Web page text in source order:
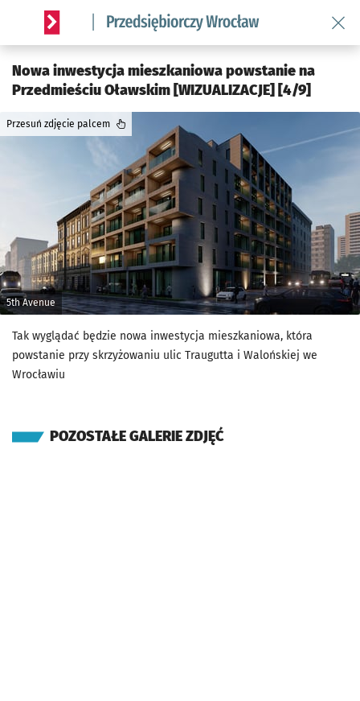
Serwis informacyjny wroclaw.pl podserwis: Strategia
Nowa inwestycja mieszkaniowa powstanie na
Przedmieściu Oławskim [WIZUALIZACJE] [4/9]
5th Avenue
Przesuń zdjęcie palcem
Tak wyglądać będzie nowa inwestycja mieszkaniowa, która
powstanie przy skrzyżowaniu ulic Traugutta i Walońskiej we
Wrocławiu
POZOSTAŁE GALERIE ZDJĘĆ